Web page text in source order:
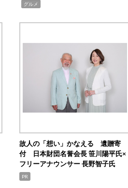
グルメ
故人の「想い」かなえる 遺贈寄
付 日本財団名誉会長 笹川陽平氏×
フリーアナウンサー 長野智子氏
PR